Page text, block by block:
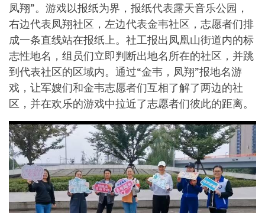
凤翔”。游戏以报纸为界，报纸代表露天音乐公园，
右边代表凤翔社区，左边代表金韦社区，志愿者们排
成一条直线站在报纸上。社工报出凤凰山街道内的标
志性地名，组员们立即判断出地名所在的社区，并跳
到代表社区的区域内。通过“金韦，凤翔”报地名游
戏，让军嫂们和金韦志愿者们互相了解了两边的社
区，并在欢乐的游戏中拉近了志愿者们彼此的距离。